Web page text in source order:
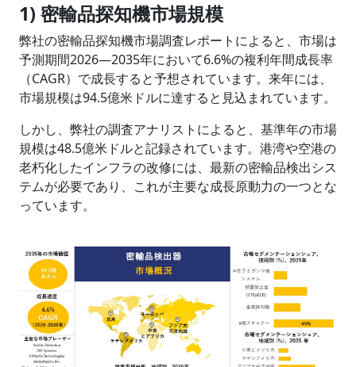
1) 密輸品探知機市場規模
弊社の密輸品探知機市場調査レポートによると、市場は
予測期間2026―2035年において6.6%の複利年間成長率
（CAGR）で成長すると予想されています。来年には、
市場規模は94.5億米ドルに達すると見込まれています。
しかし、弊社の調査アナリストによると、基準年の市場
規模は48.5億米ドルと記録されています。港湾や空港の
老朽化したインフラの改修には、最新の密輸品検出シス
テムが必要であり、これが主要な成長原動力の一つとな
っています。